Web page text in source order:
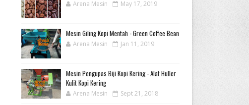
Arena Mesin May 17, 2019
Mesin Giling Kopi Mentah - Green Coffee Bean
Arena Mesin Jan 11, 2019
Mesin Pengupas Biji Kopi Kering - Alat Huller
Kulit Kopi Kering
Arena Mesin Sept 21, 2018